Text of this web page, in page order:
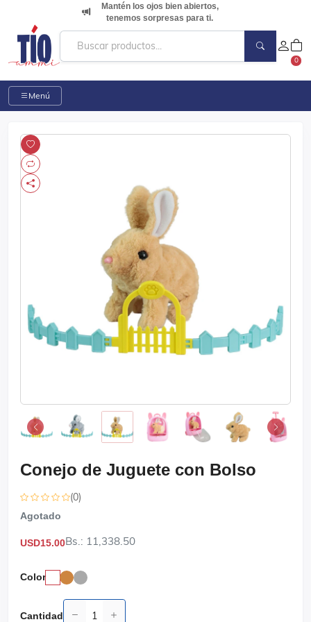
Mantén los ojos bien abiertos,
tenemos sorpresas para ti.
0
Menú
Conejo de Juguete con Bolso
(0)
Agotado
USD15.00Bs.: 11,338.50
Color
Cantidad